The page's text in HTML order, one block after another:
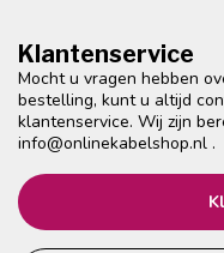
Klantenservice
Mocht u vragen hebben
bestelling, kunt u altijd
klantenservice. Wij zijn
info@onlinekabelshop.nl .